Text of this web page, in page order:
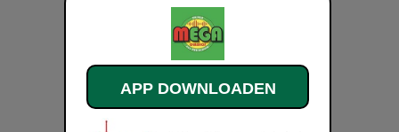
APP DOWNLOADEN